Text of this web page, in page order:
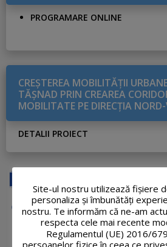
PROGRAMARE ONLINE
CREŞTEREA MOBILITĂŢII
TĂŞNAD PRIN CREAREA
MOBILITATE PE DIRECŢIA
DETALII PROIECT
Site-ul nostru utilizează fişiere
personaliza și îmbunătăți
nostru. Te informăm că ne-am
respecta cele mai recente
Regulamentul (UE) 2016/
persoanelor fizice în ceea ce